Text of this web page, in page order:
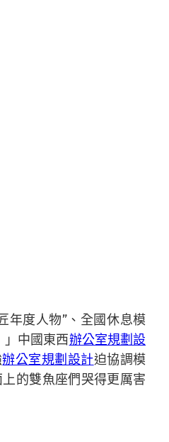
年度人物”、全國休息模
」中國東西辦公室規劃設
辦公室規劃設計迫協調模
的雙魚座們哭得更厲害